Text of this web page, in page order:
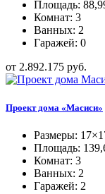
Площадь:
Комнат: 3
Ванных: 2
Гаражей: 0
от 2.892.175 руб.
Проект дома «Масиси»
Размеры:
Площадь:
Комнат: 3
Ванных: 2
Гаражей: 2